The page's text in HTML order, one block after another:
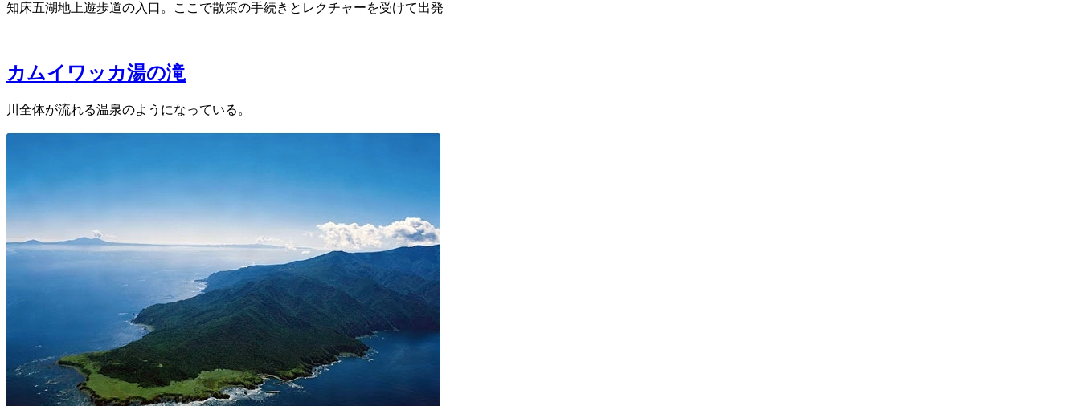
知床五湖地上遊歩道の入口。ここで散策の手続きとレクチャーを受けて出発
カムイワッカ湯の滝
川全体が流れる温泉のようになっている。